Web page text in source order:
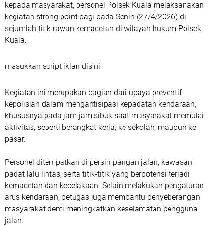
kepada masyarakat, personel Polsek Kuala melaksanakan
kegiatan strong point pagi pada Senin (27/4/2026) di
sejumlah titik rawan kemacetan di wilayah hukum Polsek
Kuala.
masukkan script iklan disini
Kegiatan ini merupakan bagian dari upaya preventif
kepolisian dalam mengantisipasi kepadatan kendaraan,
khususnya pada jam-jam sibuk saat masyarakat memulai
aktivitas, seperti berangkat kerja, ke sekolah, maupun ke
pasar.
Personel ditempatkan di persimpangan jalan, kawasan
padat lalu lintas, serta titik-titik yang berpotensi terjadi
kemacetan dan kecelakaan. Selain melakukan pengaturan
arus kendaraan, petugas juga membantu penyeberangan
masyarakat demi meningkatkan keselamatan pengguna
jalan.